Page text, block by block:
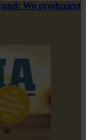
Wo produziert